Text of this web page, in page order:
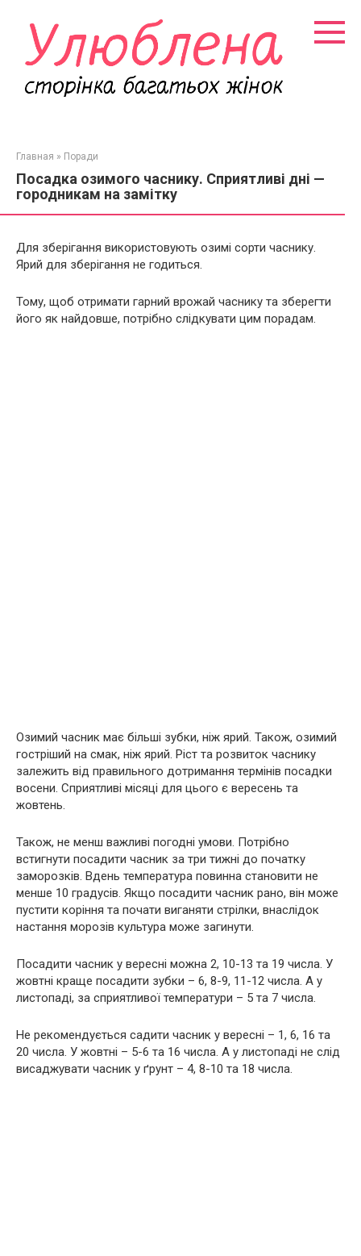
контенту
Главная » Поради
Посадка озимого часнику. Сприятливі дні —
городникам на замітку
Для зберігання використовують озимі сорти часнику.
Ярий для зберігання не годиться.
Тому, щоб отримати гарний врожай часнику та зберегти
його як найдовше, потрібно слідкувати цим порадам.
Озимий часник має більші зубки, ніж ярий. Також, озимий
гостріший на смак, ніж ярий. Ріст та розвиток часнику
залежить від правильного дотримання термінів посадки
восени. Сприятливі місяці для цього є вересень та
жовтень.
Також, не менш важливі погодні умови. Потрібно
встигнути посадити часник за три тижні до початку
заморозків. Вдень температура повинна становити не
менше 10 градусів. Якщо посадити часник рано, він може
пустити коріння та почати виганяти стрілки, внаслідок
настання морозів культура може загинути.
Посадити часник у вересні можна 2, 10-13 та 19 числа. У
жовтні краще посадити зубки – 6, 8-9, 11-12 числа. А у
листопаді, за сприятливої температури – 5 та 7 числа.
Не рекомендується садити часник у вересні – 1, 6, 16 та
20 числа. У жовтні – 5-6 та 16 числа. А у листопаді не слід
висаджувати часник у ґрунт – 4, 8-10 та 18 числа.